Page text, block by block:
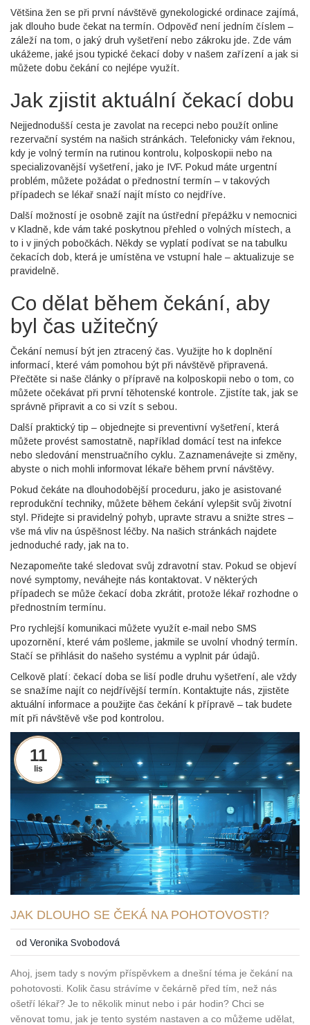
Většina žen se při první návštěvě gynekologické ordinace zajímá,
jak dlouho bude čekat na termín. Odpověď není jedním číslem –
záleží na tom, o jaký druh vyšetření nebo zákroku jde. Zde vám
ukážeme, jaké jsou typické čekací doby v našem zařízení a jak si
můžete dobu čekání co nejlépe využít.
Jak zjistit aktuální čekací dobu
Nejjednodušší cesta je zavolat na recepci nebo použít online
rezervační systém na našich stránkách. Telefonicky vám řeknou,
kdy je volný termín na rutinou kontrolu, kolposkopii nebo na
specializovanější vyšetření, jako je IVF. Pokud máte urgentní
problém, můžete požádat o přednostní termín – v takových
případech se lékař snaží najít místo co nejdříve.
Další možností je osobně zajít na ústřední přepážku v nemocnici
v Kladně, kde vám také poskytnou přehled o volných místech, a
to i v jiných pobočkách. Někdy se vyplatí podívat se na tabulku
čekacích dob, která je umístěna ve vstupní hale – aktualizuje se
pravidelně.
Co dělat během čekání, aby
byl čas užitečný
Čekání nemusí být jen ztracený čas. Využijte ho k doplnění
informací, které vám pomohou být při návštěvě připravená.
Přečtěte si naše články o přípravě na kolposkopii nebo o tom, co
můžete očekávat při první těhotenské kontrole. Zjistíte tak, jak se
správně připravit a co si vzít s sebou.
Další praktický tip – objednejte si preventivní vyšetření, která
můžete provést samostatně, například domácí test na infekce
nebo sledování menstruačního cyklu. Zaznamenávejte si změny,
abyste o nich mohli informovat lékaře během první návštěvy.
Pokud čekáte na dlouhodobější proceduru, jako je asistované
reprodukční techniky, můžete během čekání vylepšit svůj životní
styl. Přidejte si pravidelný pohyb, upravte stravu a snižte stres –
vše má vliv na úspěšnost léčby. Na našich stránkách najdete
jednoduché rady, jak na to.
Nezapomeňte také sledovat svůj zdravotní stav. Pokud se objeví
nové symptomy, neváhejte nás kontaktovat. V některých
případech se může čekací doba zkrátit, protože lékař rozhodne o
přednostním termínu.
Pro rychlejší komunikaci můžete využít e‑mail nebo SMS
upozornění, které vám pošleme, jakmile se uvolní vhodný termín.
Stačí se přihlásit do našeho systému a vyplnit pár údajů.
Celkově platí: čekací doba se liší podle druhu vyšetření, ale vždy
se snažíme najít co nejdřívější termín. Kontaktujte nás, zjistěte
aktuální informace a použijte čas čekání k přípravě – tak budete
mít při návštěvě vše pod kontrolou.
11
lis
JAK DLOUHO SE ČEKÁ NA POHOTOVOSTI?
odVeronika Svobodová
Ahoj, jsem tady s novým příspěvkem a dnešní téma je čekání na
pohotovosti. Kolik času strávíme v čekárně před tím, než nás
ošetří lékař? Je to několik minut nebo i pár hodin? Chci se
věnovat tomu, jak je tento systém nastaven a co můžeme udělat,